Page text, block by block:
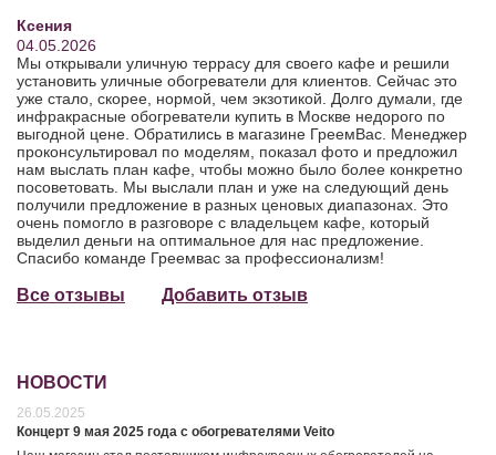
Ксения
04.05.2026
Мы открывали уличную террасу для своего кафе и решили
установить уличные обогреватели для клиентов. Сейчас это
уже стало, скорее, нормой, чем экзотикой. Долго думали, где
инфракрасные обогреватели купить в Москве недорого по
выгодной цене. Обратились в магазине ГреемВас. Менеджер
проконсультировал по моделям, показал фото и предложил
нам выслать план кафе, чтобы можно было более конкретно
посоветовать. Мы выслали план и уже на следующий день
получили предложение в разных ценовых диапазонах. Это
очень помогло в разговоре с владельцем кафе, который
выделил деньги на оптимальное для нас предложение.
Спасибо команде Греемвас за профессионализм!
Все отзывы Добавить отзыв
НОВОСТИ
26.05.2025
Концерт 9 мая 2025 года с обогревателями Veito